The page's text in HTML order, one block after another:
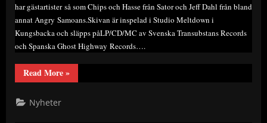
har gästartister så som Chips och Hasse från Sator och Jeff Dahl från bland
annat Angry Samoans.Skivan är inspelad i Studio Meltdown i
Kungsbacka och släpps påLP/CD/MC av Svenska Transubstans Records
och Spanska Ghost Highway Records….
Read More“CNE
har
»
Nyheter